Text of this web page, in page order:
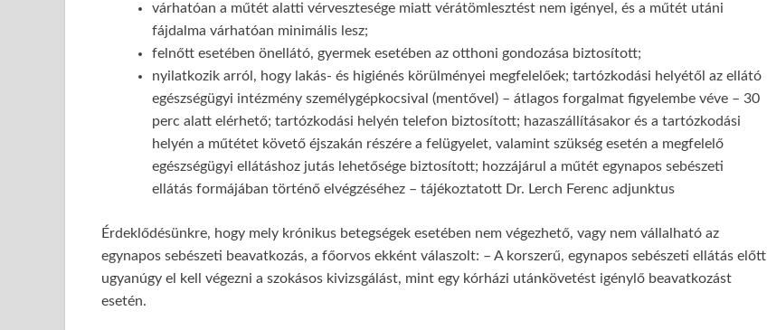
várhatóan a műtét alatti vérvesztesége miatt vérátömlesztést nem igényel, és a műtét utáni
fájdalma várhatóan minimális lesz;
felnőtt esetében önellátó, gyermek esetében az otthoni gondozása biztosított;
nyilatkozik arról, hogy lakás- és higiénés körülményei megfelelőek; tartózkodási helyétől az ellátó
egészségügyi intézmény személygépkocsival (mentővel) – átlagos forgalmat figyelembe véve – 30
perc alatt elérhető; tartózkodási helyén telefon biztosított; hazaszállításakor és a tartózkodási
helyén a műtétet követő éjszakán részére a felügyelet, valamint szükség esetén a megfelelő
egészségügyi ellátáshoz jutás lehetősége biztosított; hozzájárul a műtét egynapos sebészeti
ellátás formájában történő elvégzéséhez – tájékoztatott Dr. Lerch Ferenc adjunktus
Érdeklődésünkre, hogy mely krónikus betegségek esetében nem végezhető, vagy nem vállalható az
egynapos sebészeti beavatkozás, a főorvos ekként válaszolt: – A korszerű, egynapos sebészeti ellátás előtt
ugyanúgy el kell végezni a szokásos kivizsgálást, mint egy kórházi utánkövetést igénylő beavatkozást
esetén.